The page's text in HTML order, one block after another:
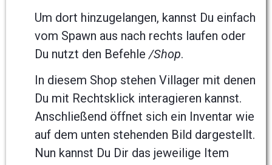
Um dort hinzugelangen, kannst Du einfach
vom Spawn aus nach rechts laufen oder
Du nutzt den Befehle /Shop.
In diesem Shop stehen Villager mit denen
Du mit Rechtsklick interagieren kannst.
Anschließend öffnet sich ein Inventar wie
auf dem unten stehenden Bild dargestellt.
Nun kannst Du Dir das jeweilige Item